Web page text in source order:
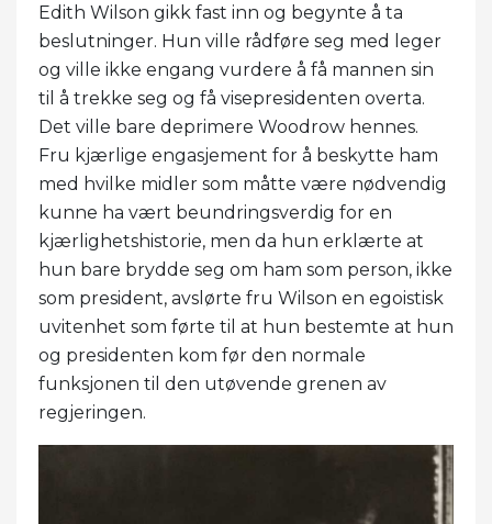
Edith Wilson gikk fast inn og begynte å ta
beslutninger. Hun ville rådføre seg med leger
og ville ikke engang vurdere å få mannen sin
til å trekke seg og få visepresidenten overta.
Det ville bare deprimere Woodrow hennes.
Fru kjærlige engasjement for å beskytte ham
med hvilke midler som måtte være nødvendig
kunne ha vært beundringsverdig for en
kjærlighetshistorie, men da hun erklærte at
hun bare brydde seg om ham som person, ikke
som president, avslørte fru Wilson en egoistisk
uvitenhet som førte til at hun bestemte at hun
og presidenten kom før den normale
funksjonen til den utøvende grenen av
regjeringen.